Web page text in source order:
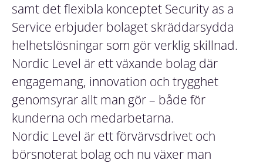
samt det flexibla konceptet Security as a
Service erbjuder bolaget skräddarsydda
helhetslösningar som gör verklig skillnad.
Nordic Level är ett växande bolag där
engagemang, innovation och trygghet
genomsyrar allt man gör – både för
kunderna och medarbetarna.
Nordic Level är ett förvärvsdrivet och
börsnoterat bolag och nu växer man